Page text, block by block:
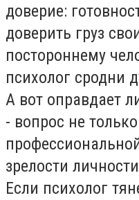
доверие:
доверить груз
постороннему
психолог сродни
А вот оправдает
- вопрос не
зрелости
Если психолог